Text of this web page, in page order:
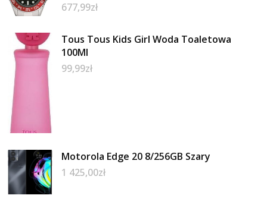
677,99zł
Tous Tous Kids Girl Woda Toaletowa
100Ml
99,99zł
Motorola Edge 20 8/256GB Szary
1 425,00zł